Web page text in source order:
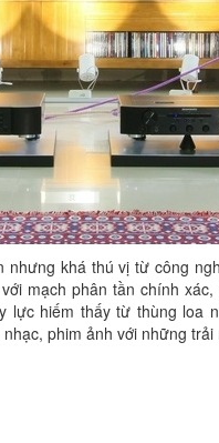
khá thú vị từ công
mạch phân tần chính
hiếm thấy từ thùng loa
phim ảnh với những